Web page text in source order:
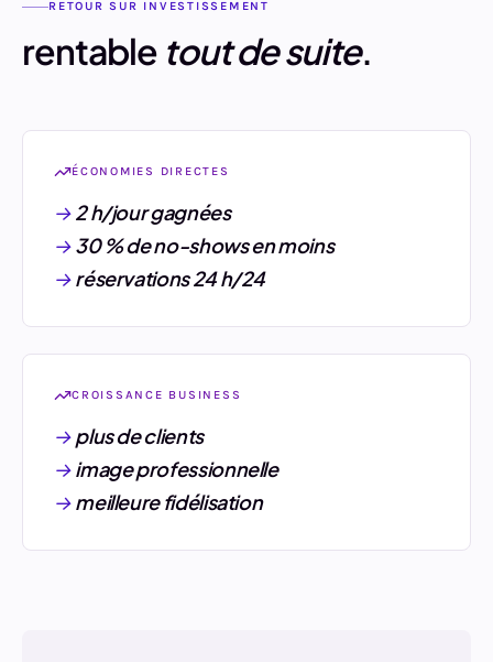
RETOUR SUR INVESTISSEMENT
rentable tout de suite.
ÉCONOMIES DIRECTES
2 h/jour gagnées
30 % de no-shows en moins
réservations 24 h/24
CROISSANCE BUSINESS
plus de clients
image professionnelle
meilleure fidélisation